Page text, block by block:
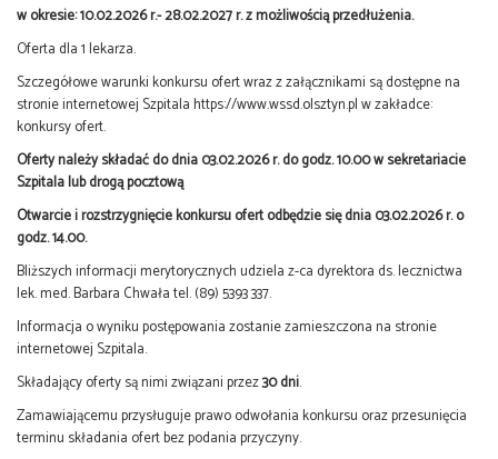
w okresie: 10.02.2026 r.- 28.02.2027 r. z możliwością przedłużenia.
Oferta dla 1 lekarza.
Szczegółowe warunki konkursu ofert wraz z załącznikami są dostępne na
stronie internetowej Szpitala https://www.wssd.olsztyn.pl w zakładce:
konkursy ofert.
Oferty należy składać do dnia 03.02.2026 r. do godz. 10.00 w sekretariacie
Szpitala lub drogą pocztową
Otwarcie i rozstrzygnięcie konkursu ofert odbędzie się dnia 03.02.2026 r. o
godz. 14.00.
Bliższych informacji merytorycznych udziela z-ca dyrektora ds. lecznictwa
lek. med. Barbara Chwała tel. (89) 5393 337.
Informacja o wyniku postępowania zostanie zamieszczona na stronie
internetowej Szpitala.
Składający oferty są nimi związani przez30 dni.
Zamawiającemu przysługuje prawo odwołania konkursu oraz przesunięcia
terminu składania ofert bez podania przyczyny.